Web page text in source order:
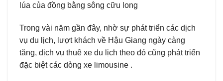
lúa của đồng bằng sông cữu long
Trong vài năm gần đây, nhờ sự phát triển các dịch
vụ du lịch, lượt khách về Hậu Giang ngày càng
tăng, dịch vụ thuê xe du lịch theo đó cũng phát triển
đặc biệt các dòng xe limousine .